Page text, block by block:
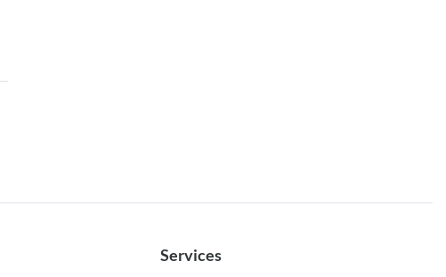
Services